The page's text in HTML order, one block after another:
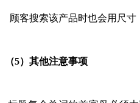
顾客搜索该产品时也会用尺寸
（5）其他注意事项